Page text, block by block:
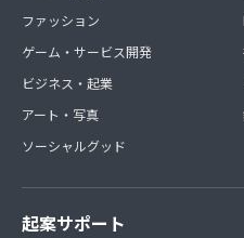
ファッション
ゲーム・サービス開発
ビジネス・起業
アート・写真
ソーシャルグッド
起案サポート